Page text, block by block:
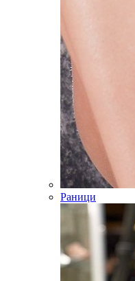
Раници